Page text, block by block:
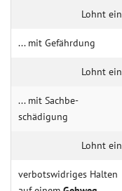
... mit Gefähr­dung
... mit Sachbe­
schädigung
verbotswidriges Halten